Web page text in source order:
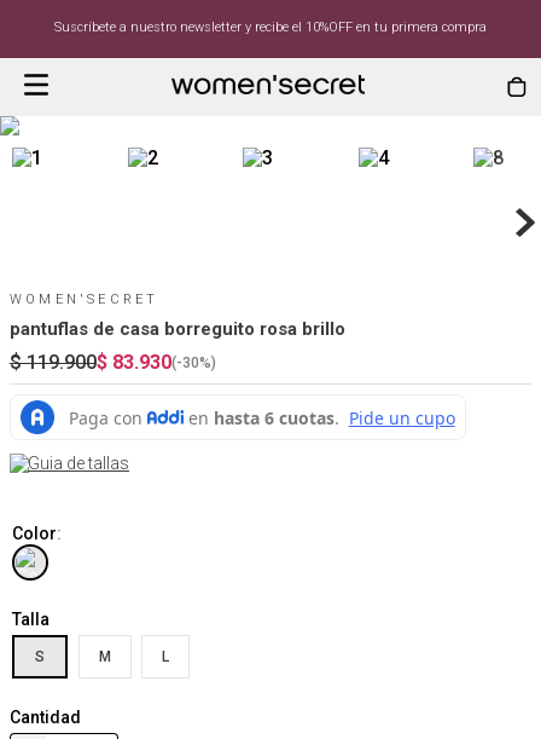
Suscríbete a nuestro newsletter y recibe el 10%OFF en tu primera compra
WOMEN'SECRET
pantuflas de casa borreguito rosa brillo
$ 119.900$ 83.930(-30%)
Guia de tallas
Color:
Talla
S M L
Cantidad